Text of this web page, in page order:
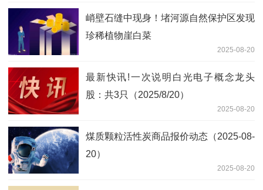
峭壁石缝中现身！堵河源自然保护区发现
珍稀植物崖白菜
2025-08-20
最新快讯!一次说明白光电子概念龙头
股：共3只（2025/8/20）
2025-08-20
煤质颗粒活性炭商品报价动态（2025-08-
20）
2025-08-20